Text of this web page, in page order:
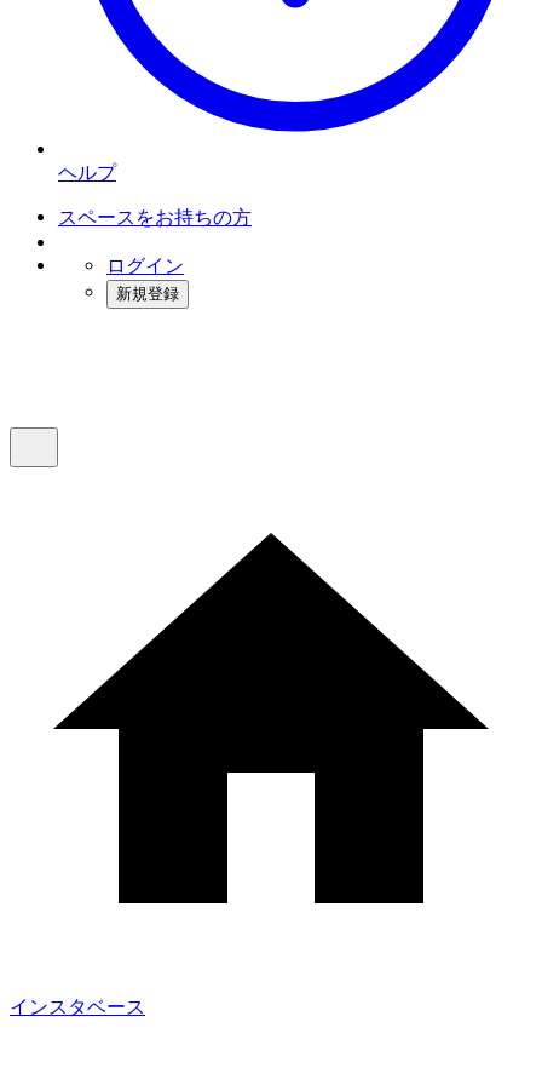
ヘルプ
スペースをお持ちの方
ログイン
新規登録
インスタベース